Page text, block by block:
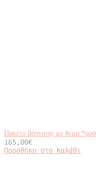
Πακέτο βάπτισης με θέμα
165,00€
Προσθήκη στο Καλάθι